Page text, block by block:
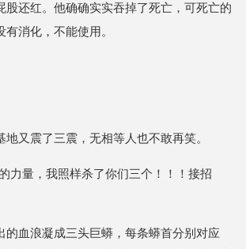
股还红。他确确实实吞掉了死亡，可死亡的
消化，不能使用。
地又震了三震，无相等人也不敢再笑。
力量，我照样杀了你们三个！！！接招
的血浪凝成三头巨蟒，每条蟒首分别对应